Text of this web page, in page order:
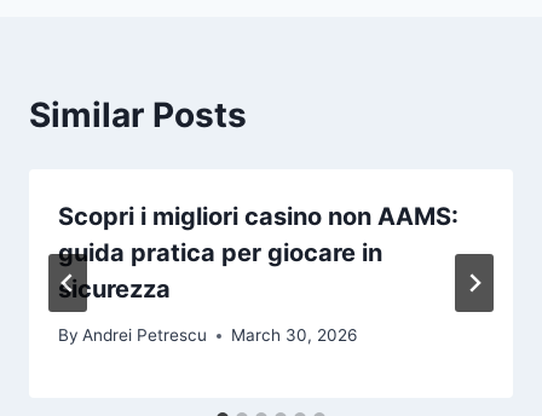
Similar Posts
Scopri i migliori casino non AAMS:
guida pratica per giocare in
sicurezza
By Andrei Petrescu March 30, 2026